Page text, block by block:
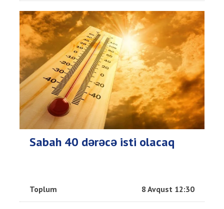
Sabah 40 dərəcə isti olacaq
Toplum 8 Avqust 12:30